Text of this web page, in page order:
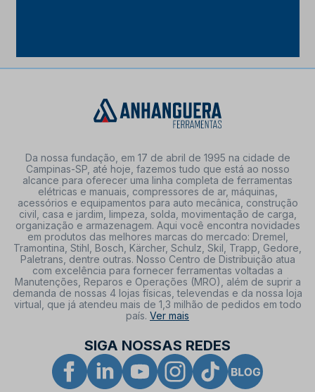
Da nossa fundação, em 17 de abril de 1995 na cidade de
Campinas-SP, até hoje, fazemos tudo que está ao nosso
alcance para oferecer uma linha completa de ferramentas
elétricas e manuais, compressores de ar, máquinas,
acessórios e equipamentos para auto mecânica, construção
civil, casa e jardim, limpeza, solda, movimentação de carga,
organização e armazenagem. Aqui você encontra novidades
em produtos das melhores marcas do mercado: Dremel,
Tramontina, Stihl, Bosch, Kärcher, Schulz, Skil, Trapp, Gedore,
Paletrans, dentre outras. Nosso Centro de Distribuição atua
com excelência para fornecer ferramentas voltadas a
Manutenções, Reparos e Operações (MRO), além de suprir a
demanda de nossas 4 lojas físicas, televendas e da nossa loja
virtual, que já atendeu mais de 1,3 milhão de pedidos em todo
país. Ver mais
SIGA NOSSAS REDES